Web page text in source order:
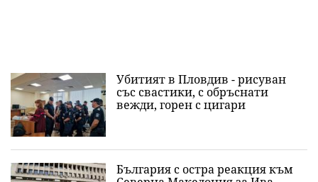
Убитият в Пловдив - рисуван
със свастики, с обръснати
вежди, горен с цигари
България с остра реакция към